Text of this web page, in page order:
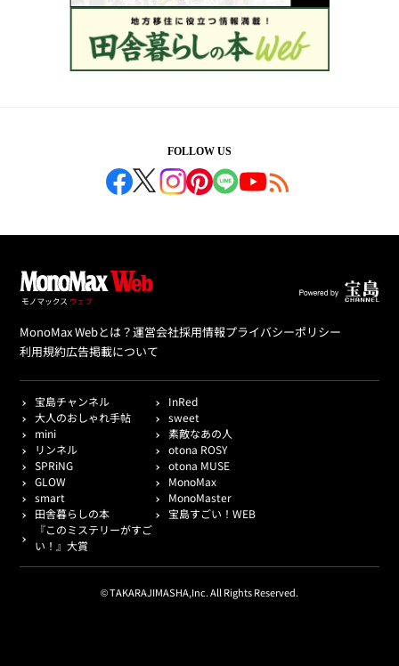
FOLLOW US
MonoMax Webとは？運営会社採用情報プライバシーポリシー
利用規約広告掲載について
宝島チャンネル
InRed
大人のおしゃれ手帖
sweet
mini
素敵なあの人
リンネル
otona ROSY
SPRiNG
otona MUSE
GLOW
MonoMax
smart
MonoMaster
田舎暮らしの本
宝島すごい！WEB
『このミステリーがすご
い！』大賞
© TAKARAJIMASHA,Inc. All Rights Reserved.